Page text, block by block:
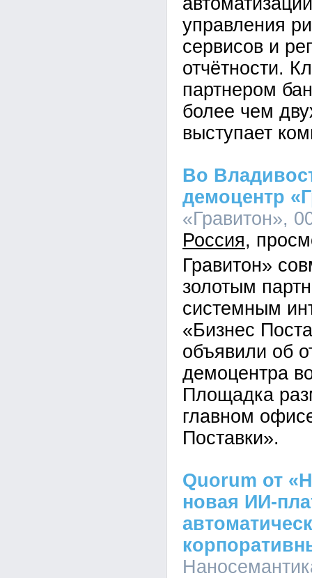
управления
сервисов и
отчётности.
партнером
более чем
выступает
Во
демоцентр
«Гравитон»,
Россия
Гравитон»
золотым
системным
«Бизнес
объявили об
демоцентра
Площадка
главном
Поставки».
Quorum от
новая ИИ-